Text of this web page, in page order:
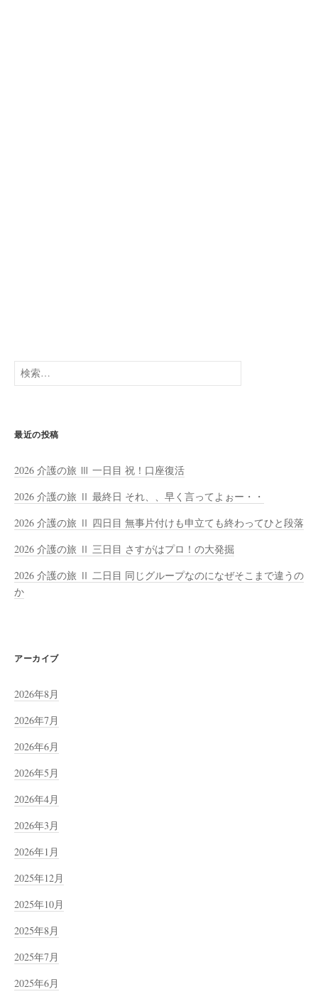
検
索:
最近の投稿
2026 介護の旅 Ⅲ 一日目 祝！口座復活
2026 介護の旅 Ⅱ 最終日 それ、、早く言ってよぉー・・
2026 介護の旅 Ⅱ 四日目 無事片付けも申立ても終わってひと段落
2026 介護の旅 Ⅱ 三日目 さすがはプロ！の大発掘
2026 介護の旅 Ⅱ 二日目 同じグループなのになぜそこまで違うの
か
アーカイブ
2026年8月
2026年7月
2026年6月
2026年5月
2026年4月
2026年3月
2026年1月
2025年12月
2025年10月
2025年8月
2025年7月
2025年6月